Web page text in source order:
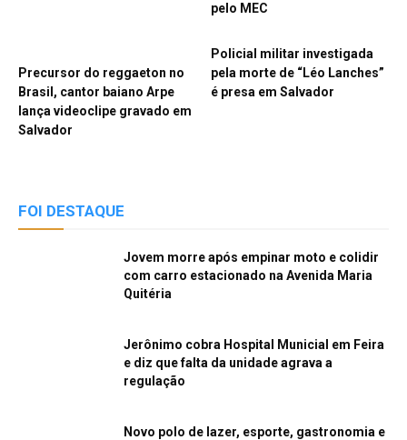
pelo MEC
Precursor do reggaeton no
Brasil, cantor baiano Arpe
lança videoclipe gravado em
Salvador
Policial militar investigada
pela morte de “Léo Lanches”
é presa em Salvador
FOI DESTAQUE
Jovem morre após empinar moto e colidir
com carro estacionado na Avenida Maria
Quitéria
Jerônimo cobra Hospital Municial em Feira
e diz que falta da unidade agrava a
regulação
Novo polo de lazer, esporte, gastronomia e